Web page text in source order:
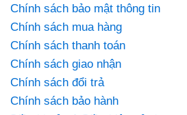
Chính sách bảo mật thông tin
Chính sách mua hàng
Chính sách thanh toán
Chính sách giao nhận
Chính sách đổi trả
Chính sách bảo hành